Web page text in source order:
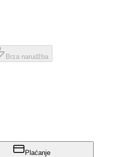
Brza narudžba
Plaćanje